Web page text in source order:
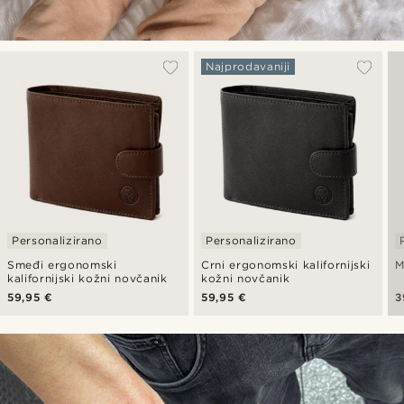
Smeđi ergonomski
kalifornijski kožni novčanik
Personalizirano
59,95 €
Crni ergonomski kalifornijski
kožni novčanik
Najprodavaniji
Personalizirano
59,95 €